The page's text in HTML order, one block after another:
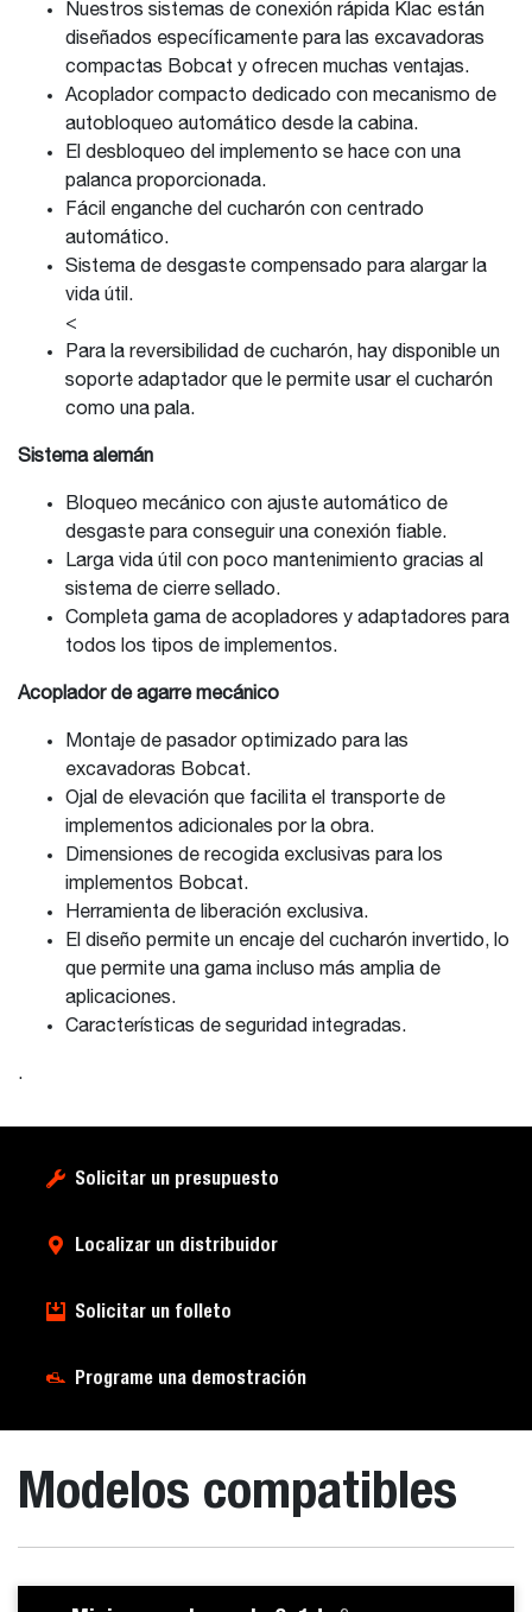
Nuestros sistemas de conexión rápida Klac están
diseñados específicamente para las excavadoras
compactas Bobcat y ofrecen muchas ventajas.
Acoplador compacto dedicado con mecanismo de
autobloqueo automático desde la cabina.
El desbloqueo del implemento se hace con una
palanca proporcionada.
Fácil enganche del cucharón con centrado
automático.
Sistema de desgaste compensado para alargar la
vida útil.
<
Para la reversibilidad de cucharón, hay disponible un
soporte adaptador que le permite usar el cucharón
como una pala.
Sistema alemán
Bloqueo mecánico con ajuste automático de
desgaste para conseguir una conexión fiable.
Larga vida útil con poco mantenimiento gracias al
sistema de cierre sellado.
Completa gama de acopladores y adaptadores para
todos los tipos de implementos.
Acoplador de agarre mecánico
Montaje de pasador optimizado para las
excavadoras Bobcat.
Ojal de elevación que facilita el transporte de
implementos adicionales por la obra.
Dimensiones de recogida exclusivas para los
implementos Bobcat.
Herramienta de liberación exclusiva.
El diseño permite un encaje del cucharón invertido, lo
que permite una gama incluso más amplia de
aplicaciones.
Características de seguridad integradas.
.
Solicitar un presupuesto
Localizar un distribuidor
Solicitar un folleto
Programe una demostración
Modelos compatibles